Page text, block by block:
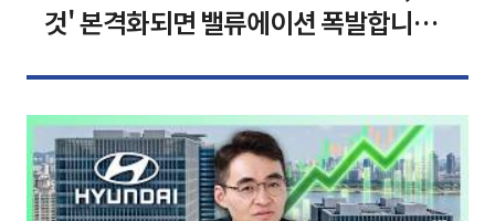
것' 본격화되면 밸류에이션 폭발합니다